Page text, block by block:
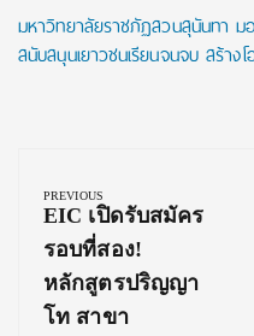
มหาวิทยาลัยราชภัฏสวนสุนันทา
สนับสนุนเยาวชนเรียนจนจบ สร้าง
navigation
PREVIOUS
Previous
Post:
EIC เปิดรับสมัคร
รอบที่สอง!
หลักสูตรปริญญา
โท สาขา